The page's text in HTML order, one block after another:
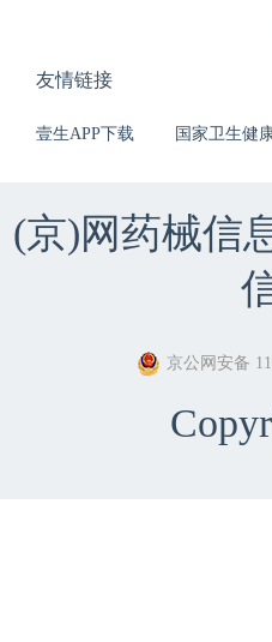
友情链接
壹生APP下载 国家卫生健
(京)网药械信
京公网安备